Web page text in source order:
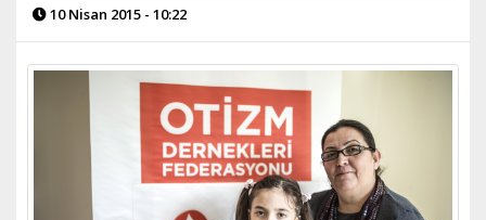
10 Nisan 2015 - 10:22